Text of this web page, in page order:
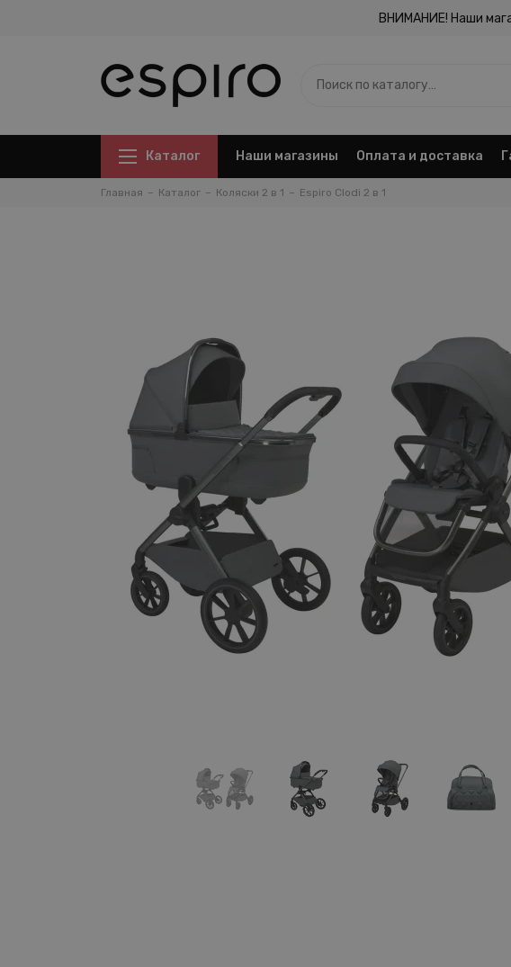
ВНИМАНИЕ! Наши
Каталог Наши магазины Оплата и доставка
Главная Каталог Коляски 2 в 1 Espiro Clodi 2 в 1